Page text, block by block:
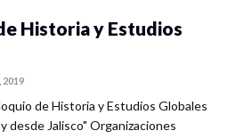
Historia y Estudios
2019
de Historia y Estudios Globales
desde Jalisco" Organizaciones